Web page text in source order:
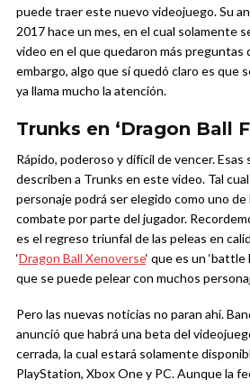
puede traer este nuevo videojuego. Su
2017 hace un mes, en el cual solamente
video en el que quedaron más preguntas
embargo, algo que sí quedó claro es que
ya llama mucho la atención.
Trunks en ‘Dragon Ball
Rápido, poderoso y difícil de vencer.
describen a Trunks en este video. Tal
personaje podrá ser elegido como uno
combate por parte del jugador.
es el regreso triunfal de las peleas en
‘Dragon Ball Xenoverse‘ que es un
que se puede pelear con muchos
Pero las nuevas noticias no paran ahí.
anunció que habrá una beta del
cerrada, la cual estará solamente
PlayStation, Xbox One y PC. Aunque la